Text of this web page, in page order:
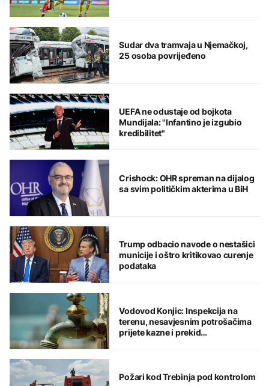
Sudar dva tramvaja u Njemačkoj,
25 osoba povrijeđeno
UEFA ne odustaje od bojkota
Mundijala: "Infantino je izgubio
kredibilitet"
Crishock: OHR spreman na dijalog
sa svim političkim akterima u BiH
Trump odbacio navode o nestašici
municije i oštro kritikovao curenje
podataka
Vodovod Konjic: Inspekcija na
terenu, nesavjesnim potrošačima
prijete kazne i prekid
Požari kod Trebinja pod kontrolom